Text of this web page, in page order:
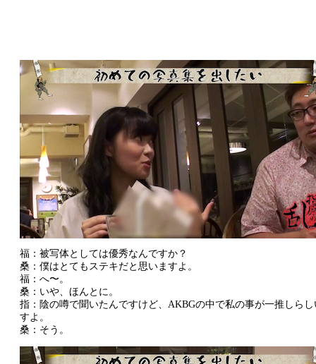
福：被写体としては優秀なんですか？
桑：僕はとてもステキだと思いますよ。
福：へ〜。
桑：いや、ほんとに。
指：陰の噂で聞いたんですけど、AKBGの中で私の事が一推しらし
すよ。
桑：そう。